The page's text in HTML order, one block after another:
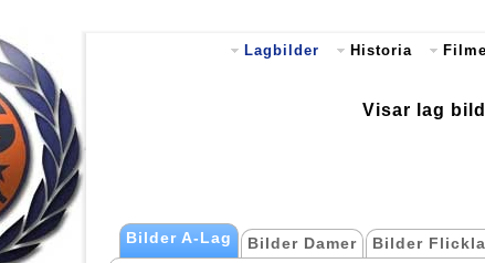
Lagbilder Historia
Visar lag
Bilder A-Lag Bilder Damer Bilder